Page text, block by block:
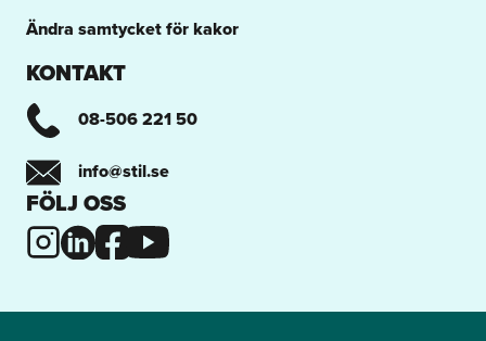
Ändra samtycket för kakor
KONTAKT
08-506 221 50
info@stil.se
FÖLJ OSS